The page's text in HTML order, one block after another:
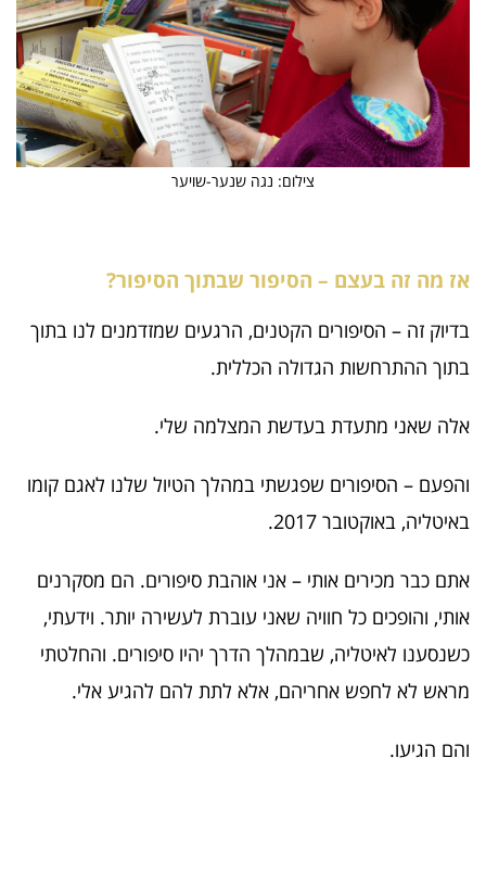
צילום: נגה שנער-שויער
אז מה זה בעצם – הסיפור שבתוך הסיפור?
בדיוק זה – הסיפורים הקטנים, הרגעים שמזדמנים לנו בתוך
בתוך ההתרחשות הגדולה הכללית.
אלה שאני מתעדת בעדשת המצלמה שלי.
והפעם – הסיפורים שפגשתי במהלך הטיול שלנו לאגם קומו
באיטליה, באוקטובר 2017.
אתם כבר מכירים אותי – אני אוהבת סיפורים. הם מסקרנים
אותי, והופכים כל חוויה שאני עוברת לעשירה יותר. וידעתי,
כשנסענו לאיטליה, שבמהלך הדרך יהיו סיפורים. והחלטתי
מראש לא לחפש אחריהם, אלא לתת להם להגיע אלי.
והם הגיעו.